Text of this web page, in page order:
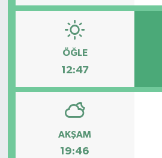
ÖĞLE
12:47
AKŞAM
19:46